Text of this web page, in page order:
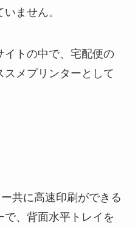
ません。
イトの中で、宅配便の
メプリンターとして
共に高速印刷ができる
で、背面水平トレイを